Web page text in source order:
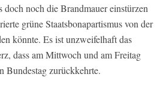
doch noch die Brandmauer einstürzen
grüne Staatsbonapartismus von der
könnte. Es ist unzweifelhaft das
dass am Mittwoch und am Freitag
Bundestag zurückkehrte.